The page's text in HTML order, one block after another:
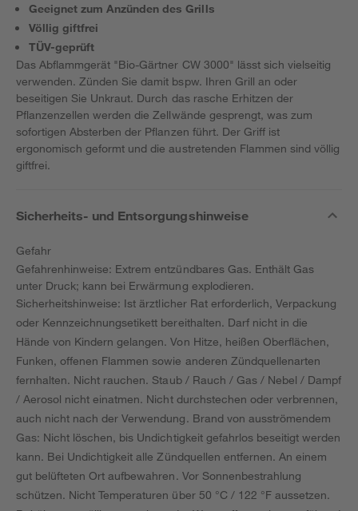
Geeignet zum Anzünden des Grills
Völlig giftfrei
TÜV-geprüft
Das Abflammgerät "Bio-Gärtner CW 3000" lässt sich vielseitig
verwenden. Zünden Sie damit bspw. Ihren Grill an oder
beseitigen Sie Unkraut. Durch das rasche Erhitzen der
Pflanzenzellen werden die Zellwände gesprengt, was zum
sofortigen Absterben der Pflanzen führt. Der Griff ist
ergonomisch geformt und die austretenden Flammen sind völlig
giftfrei.
Sicherheits- und Entsorgungshinweise
Gefahr
Gefahrenhinweise: Extrem entzündbares Gas. Enthält Gas
unter Druck; kann bei Erwärmung explodieren.
Sicherheitshinweise: Ist ärztlicher Rat erforderlich, Verpackung
oder Kennzeichnungsetikett bereithalten. Darf nicht in die
Hände von Kindern gelangen. Von Hitze, heißen Oberflächen,
Funken, offenen Flammen sowie anderen Zündquellenarten
fernhalten. Nicht rauchen. Staub / Rauch / Gas / Nebel / Dampf
/ Aerosol nicht einatmen. Nicht durchstechen oder verbrennen,
auch nicht nach der Verwendung. Brand von ausströmendem
Gas: Nicht löschen, bis Undichtigkeit gefahrlos beseitigt werden
kann. Bei Undichtigkeit alle Zündquellen entfernen. An einem
gut belüfteten Ort aufbewahren. Vor Sonnenbestrahlung
schützen. Nicht Temperaturen über 50 °C / 122 °F aussetzen.